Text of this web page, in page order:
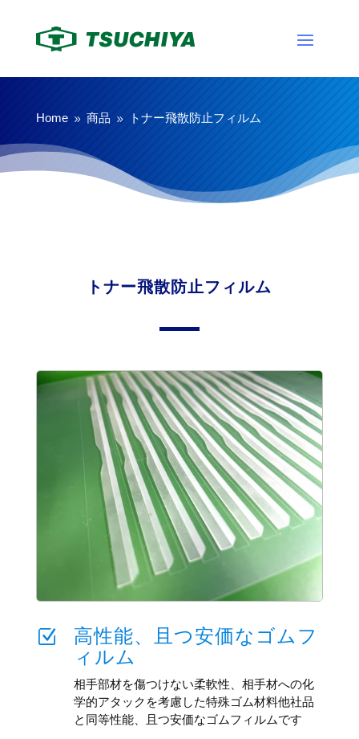
Home 9 商品 9 トナー飛散防止フィルム
トナー飛散防止フィルム
Z
高性能、且つ安価なゴムフ
ィルム
相手部材を傷つけない柔軟性、相手材への化
学的アタックを考慮した特殊ゴム材料他社品
と同等性能、且つ安価なゴムフィルムです